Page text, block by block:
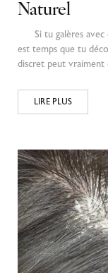
Naturel
Si tu galères avec
est temps que tu
discret peut vraiment
LIRE PLUS